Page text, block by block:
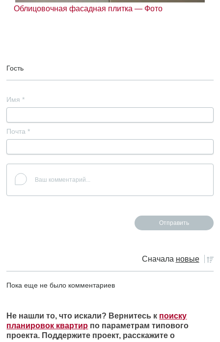
Облицовочная фасадная плитка — Фото
Гость
Имя *
Почта *
Сначала новые
Пока еще не было комментариев
Не нашли то, что искали? Вернитесь к поиску
планировок квартир по параметрам типового
проекта. Поддержите проект, расскажите о